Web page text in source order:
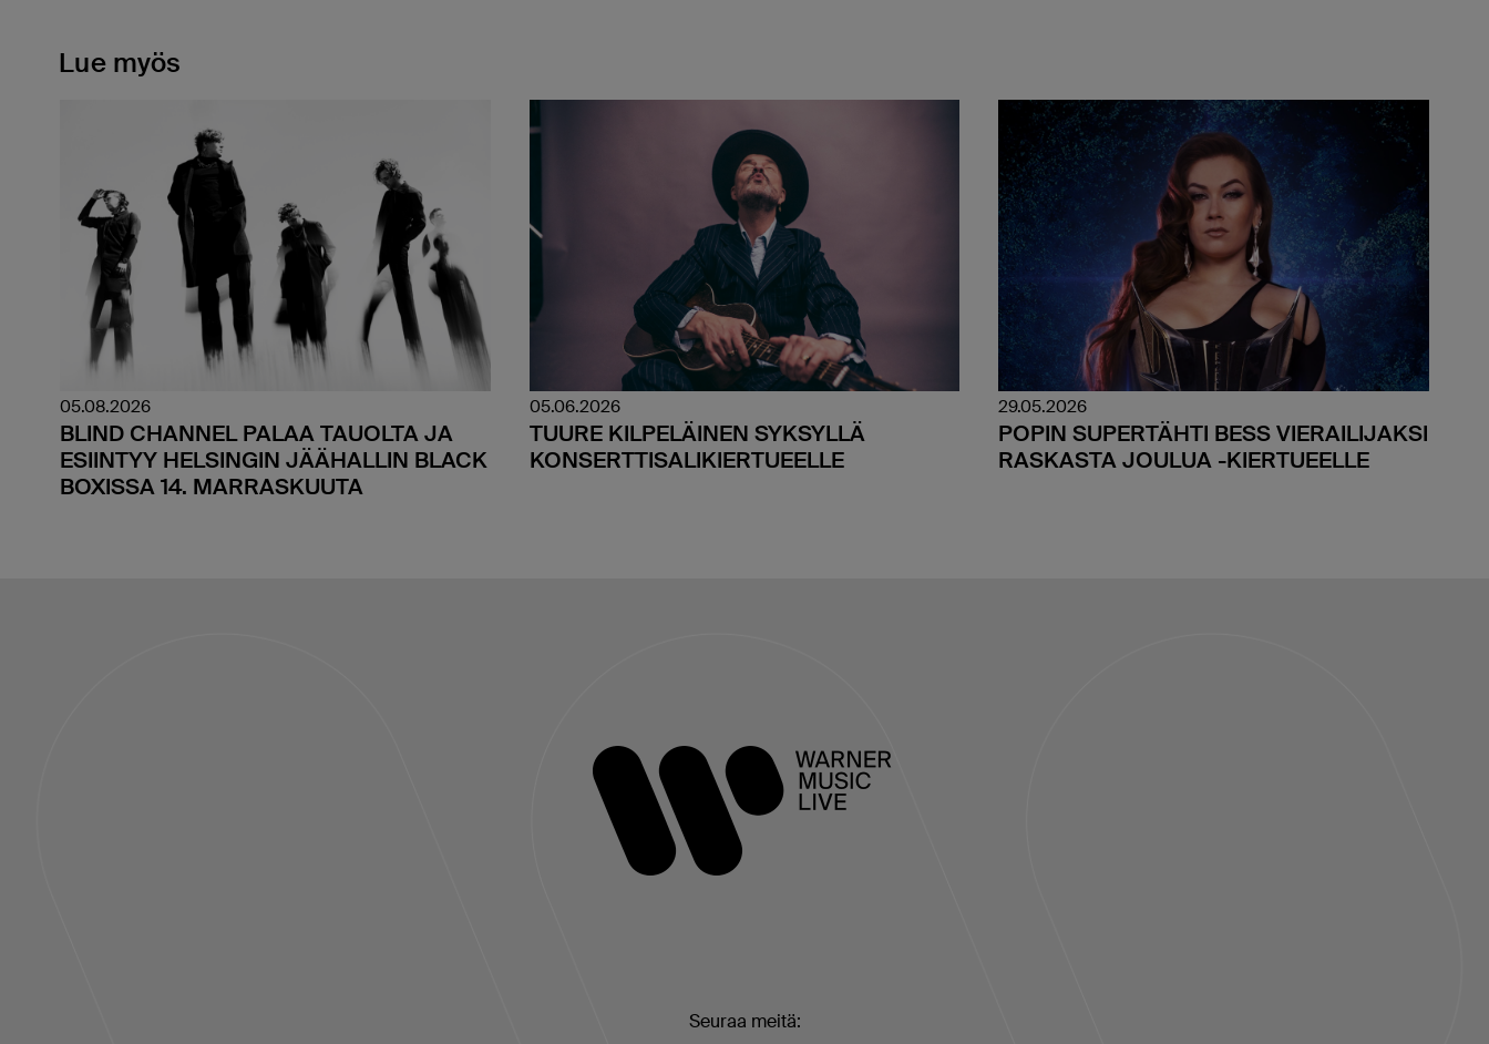
Lue myös
05.08.2026
BLIND CHANNEL PALAA TAUOLTA JA
ESIINTYY HELSINGIN JÄÄHALLIN BLACK
BOXISSA 14. MARRASKUUTA
05.06.2026
TUURE KILPELÄINEN SYKSYLLÄ
KONSERTTISALIKIERTUEELLE
29.05.2026
POPIN SUPERTÄHTI BESS VIERAILIJAKSI
RASKASTA JOULUA -KIERTUEELLE
Seuraa meitä: